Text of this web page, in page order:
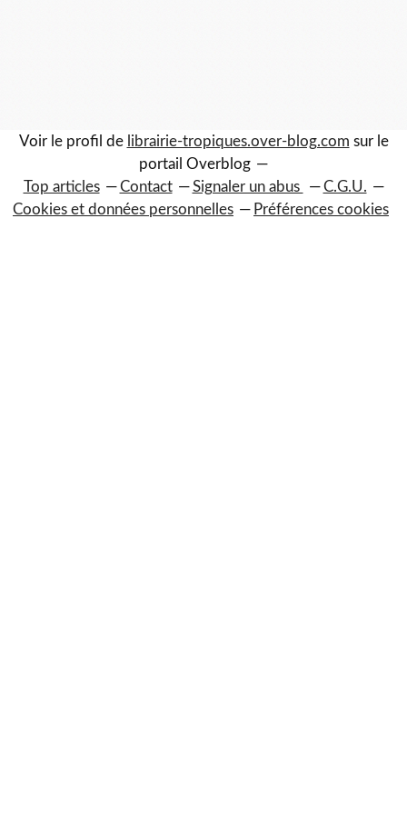
Voir le profil de librairie-tropiques.over-blog.com sur le
portail Overblog
Top articles
Contact Signaler un abus
C.G.U.
Cookies et données personnelles
Préférences cookies